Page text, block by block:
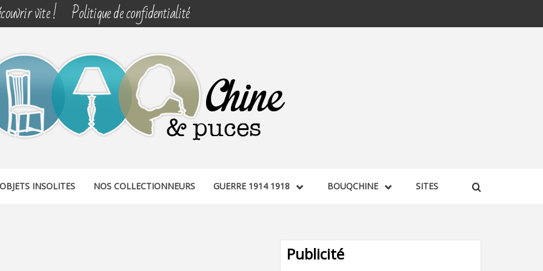
vite ! Politique de confidentialité
PUCES
OBJETS INSOLITES NOS COLLECTIONNEURS GUERRE 1914 1918 BOUQCHINE SITES
Publicité